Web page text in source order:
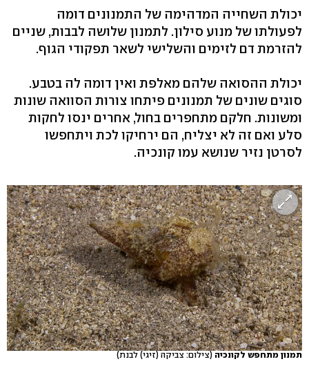
יכולת השחייה המדהימה של התמנונים דומה
לפעולתו של מנוע סילון. לתמנון שלושה לבבות, שניים
להזרמת דם לזימים והשלישי לשאר תפקודי הגוף.
יכולת ההסואה שלהם מאלפת ואין דומה לה בטבע.
סוגים שונים של תמנונים פיתחו צורות הסוואה שונות
ומשונות. חלקם מתחפרים בחול, אחרים ינסו לחקות
סלע ואם זה לא יצליח, הם ירחיקו לכת ויתחפשו
לסרטן נזיר שנושא עמו קונכיה.
תמנון מתחפש לקונכיה (צילום: צביקה (זיגי) לבנת)